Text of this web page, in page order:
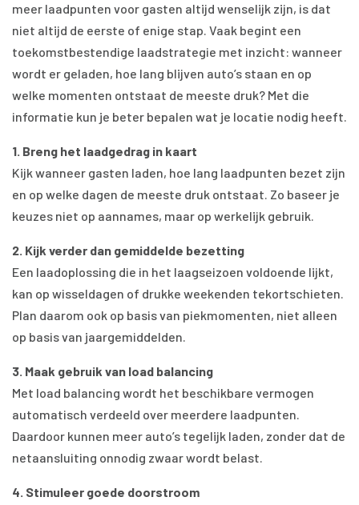
meer laadpunten voor gasten altijd wenselijk zijn, is dat
niet altijd de eerste of enige stap. Vaak begint een
toekomstbestendige laadstrategie met inzicht: wanneer
wordt er geladen, hoe lang blijven auto’s staan en op
welke momenten ontstaat de meeste druk? Met die
informatie kun je beter bepalen wat je locatie nodig heeft.
1. Breng het laadgedrag in kaart
Kijk wanneer gasten laden, hoe lang laadpunten bezet zijn
en op welke dagen de meeste druk ontstaat. Zo baseer je
keuzes niet op aannames, maar op werkelijk gebruik.
2. Kijk verder dan gemiddelde bezetting
Een laadoplossing die in het laagseizoen voldoende lijkt,
kan op wisseldagen of drukke weekenden tekortschieten.
Plan daarom ook op basis van piekmomenten, niet alleen
op basis van jaargemiddelden.
3. Maak gebruik van load balancing
Met load balancing wordt het beschikbare vermogen
automatisch verdeeld over meerdere laadpunten.
Daardoor kunnen meer auto’s tegelijk laden, zonder dat de
netaansluiting onnodig zwaar wordt belast.
4. Stimuleer goede doorstroom